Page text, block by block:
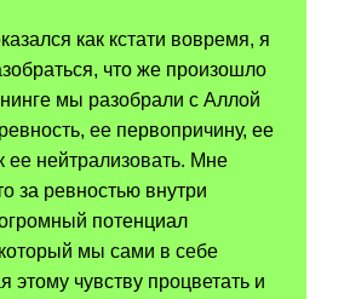
как кстати вовремя, я
что же произошло
мы разобрали с Аллой
ее первопричину, ее
ее нейтрализовать. Мне
за ревностью внутри
потенциал
мы сами в себе
этому чувству процветать и